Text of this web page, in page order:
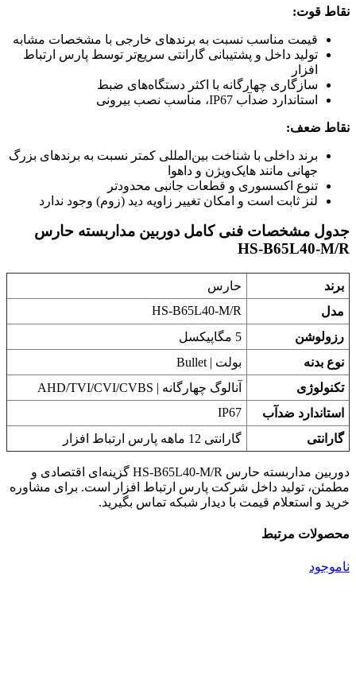
نقاط قوت:
قیمت مناسب نسبت به برندهای خارجی با مشخصات مشابه
تولید داخل و پشتیبانی گارانتی سریع‌تر توسط پارس ارتباط
افزار
سازگاری چهارگانه با اکثر دستگاه‌های ضبط
استاندارد ضدآب IP67، مناسب نصب بیرونی
نقاط ضعف:
برند داخلی با شناخت بین‌المللی کمتر نسبت به برندهای بزرگ
جهانی مانند هایک‌ویژن و داهوا
تنوع اکسسوری و قطعات جانبی محدودتر
لنز ثابت است و امکان تغییر زاویه دید (زوم) وجود ندارد
جدول مشخصات فنی کامل دوربین مداربسته حارس
HS-B65L40-M/R
برند
حارس
مدل
HS-B65L40-M/R
رزولوشن
5 مگاپیکسل
نوع بدنه
بولت | Bullet
تکنولوژی
آنالوگ چهارگانه | AHD/TVI/CVI/CVBS
استاندارد ضدآب
IP67
گارانتی
گارانتی 12 ماهه پارس ارتباط افزار
دوربین مداربسته حارس HS-B65L40-M/R گزینه‌ای اقتصادی و
مطمئن، تولید داخل شرکت پارس ارتباط افزار است. برای مشاوره
خرید و استعلام قیمت با دیدار شبکه تماس بگیرید.
محصولات مرتبط
ناموجود